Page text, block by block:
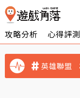
攻略分析 心得評測
英雄聯盟